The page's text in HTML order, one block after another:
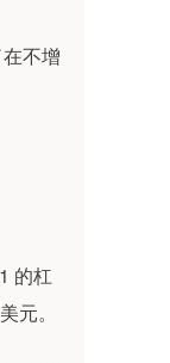
不增
的杠
元。